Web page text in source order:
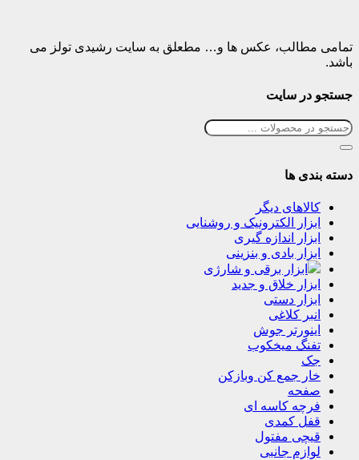
تمامی مطالب، عکس ها و… مطعلق به سایت رشیدی تولز می
باشد.
جستجو در سایت
دسته بندی ها
کالاهای دیگر
ابزار الکترونیک و روشنایی
ابزار اندازه گیری
ابزار بادی و بنزینی
ابزار برقی و شارژی
ابزار خلاق و جدید
ابزار دستی
انبر کلاغی
اینورتر جوش
تفنگ میخکوب
جک
خار جمع کن وبازکن
صفحه
فرچه کاسه ای
قفل کمدی
قیچی مفتول
لوازم جانبی